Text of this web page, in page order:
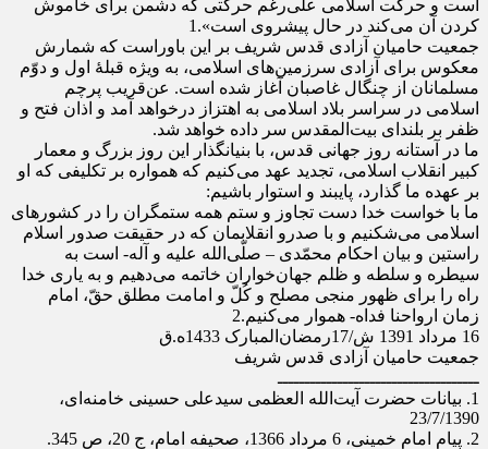
است و حرکت اسلامی علی‌رغم حرکتی که دشمن برای خاموش
کردن آن می‌کند در حال پیشروی است».1
جمعیت حامیان آزادی قدس شریف بر این باوراست که شمارش
معکوس برای آزادی سرزمین‌های اسلامی، به ویژه قبلۀ اول و دوّم
مسلمانان از چنگال غاصبان آغاز شده است. عن‌قریب پرچم
اسلامی در سراسر بلاد اسلامی به اهتزاز درخواهد آمد و اذان فتح و
ظفر بر بلندای بیت‌المقدس سر داده خواهد شد.
ما در آستانه روز جهانی قدس، با بنیانگذار این روز بزرگ و معمار
کبیر انقلاب اسلامی، تجدید عهد می‌کنیم که همواره بر تکلیفی که او
بر عهده ما گذارد، پایبند و استوار باشیم:
ما با خواست خدا دست تجاوز و ستم همه ستمگران را در کشورهای
اسلامی می‌شکنیم و با صدرو انقلابمان که در حقیقت صدور اسلام
راستین و بیان احکام محمّدی – صلّی‌الله علیه و آله- است به
سیطره و سلطه و ظلم جهان‌خواران خاتمه می‌دهیم و به یاری خدا
راه را برای ظهور منجی مصلح و کُلّ و امامت مطلق حقّ، امام
زمان ارواحنا فداه- هموار می‌کنیم.2
16 مرداد 1391 ش/17رمضان‌المبارک 1433ه.ق
جمعيت حاميان آزادی قدس شريف
ـــــــــــــــــــــــــــــــــــــ
1. بیانات حضرت آیت‌الله العظمی سیدعلی حسینی خامنه‌ای،
23/7/1390
2. پیام امام خمینی، 6 مرداد 1366، صحیفه امام، ج 20، ص 345.